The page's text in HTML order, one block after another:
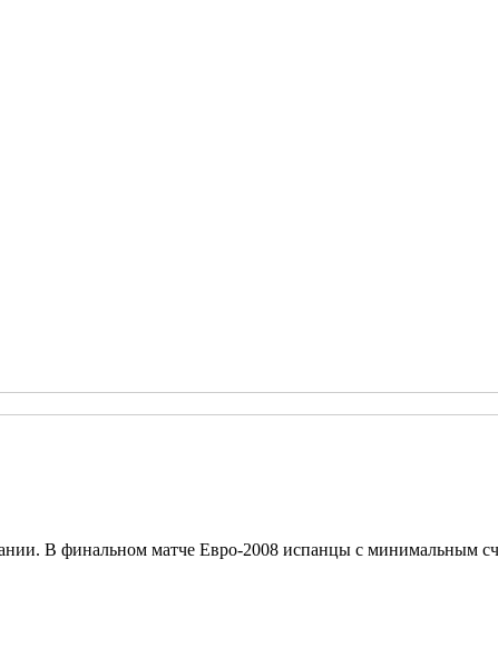
В финальном матче Евро-2008 испанцы с минимальным